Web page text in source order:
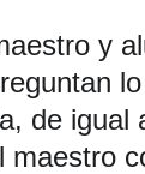
y
de igual